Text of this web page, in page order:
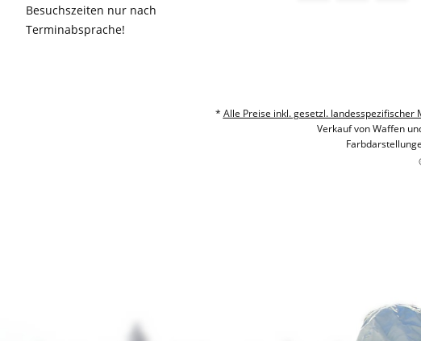
Besuchszeiten nur nach
Terminabsprache!
* Alle Preise inkl. gesetzl.
Verkauf von Waffen